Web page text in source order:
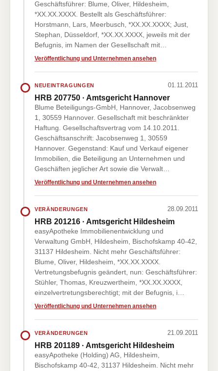
Geschäftsführer: Blume, Oliver, Hildesheim,
*XX.XX.XXXX. Bestellt als Geschäftsführer:
Horstmann, Lars, Meerbusch, *XX.XX.XXXX; Just,
Stephan, Düsseldorf, *XX.XX.XXXX, jeweils mit der
Befugnis, im Namen der Gesellschaft mit…
Veröffentlichung und Unternehmen ansehen
NEUEINTRAGUNGEN 01.11.2011
HRB 207750 · Amtsgericht Hannover
Blume Beteiligungs-GmbH, Hannover, Jacobsenweg
1, 30559 Hannover. Gesellschaft mit beschränkter
Haftung. Gesellschaftsvertrag vom 14.10.2011.
Geschäftsanschrift: Jacobsenweg 1, 30559
Hannover. Gegenstand: Kauf und Verkauf eigener
Immobilien, die Beteiligung an Unternehmen und
Geschäften jeglicher Art sowie die Verwalt…
Veröffentlichung und Unternehmen ansehen
VERÄNDERUNGEN 28.09.2011
HRB 201216 · Amtsgericht Hildesheim
easyApotheke Immobilienentwicklung und
Verwaltung GmbH, Hildesheim, Bischofskamp 40-42,
31137 Hildesheim. Nicht mehr Geschäftsführer:
Blume, Oliver, Hildesheim, *XX.XX.XXXX.
Vertretungsbefugnis geändert, nun: Geschäftsführer:
Stühler, Thomas, Kreuzwertheim, *XX.XX.XXXX,
einzelvertretungsberechtigt; mit der Befugnis, i…
Veröffentlichung und Unternehmen ansehen
VERÄNDERUNGEN 21.09.2011
HRB 201189 · Amtsgericht Hildesheim
easyApotheke (Holding) AG, Hildesheim,
Bischofskamp 40-42, 31137 Hildesheim. Nicht mehr